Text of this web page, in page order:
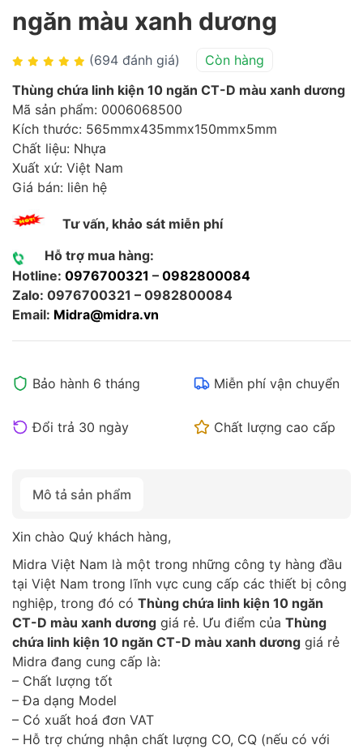
ngăn màu xanh dương
(694 đánh giá)
Còn hàng
Thùng chứa linh kiện 10 ngăn CT-D màu xanh dương
Mã sản phẩm: 0006068500
Kích thước: 565mmx435mmx150mmx5mm
Chất liệu: Nhựa
Xuất xứ: Việt Nam
Giá bán: liên hệ
Tư vấn, khảo sát miễn phí
Hỗ trợ mua hàng:
Hotline: 0976700321 – 0982800084
Zalo: 0976700321 – 0982800084
Email: Midra@midra.vn
Bảo hành 6 tháng Miễn phí vận chuyển
Đổi trả 30 ngày Chất lượng cao cấp
Mô tả sản phẩm
Xin chào Quý khách hàng,
Midra Việt Nam là một trong những công ty hàng đầu
tại Việt Nam trong lĩnh vực cung cấp các thiết bị công
nghiệp, trong đó có Thùng chứa linh kiện 10 ngăn
CT-D màu xanh dương giá rẻ. Ưu điểm của Thùng
chứa linh kiện 10 ngăn CT-D màu xanh dương giá rẻ
Midra đang cung cấp là:
– Chất lượng tốt
– Đa dạng Model
– Có xuất hoá đơn VAT
– Hỗ trợ chứng nhận chất lượng CO, CQ (nếu có với